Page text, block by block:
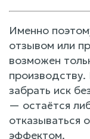
Именно
отзывом или
возможен
забрать иск
— остаётся
отказываться
эффектом.